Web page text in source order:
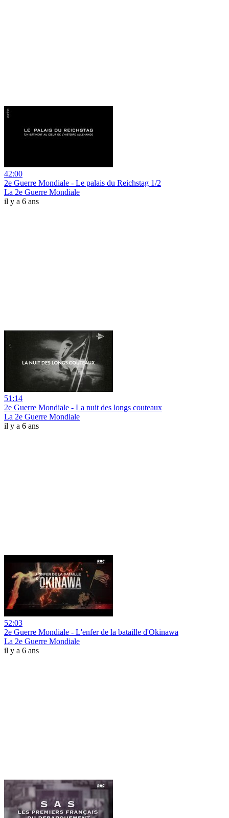
42:00
2e Guerre Mondiale - Le palais du Reichstag 1/2
La 2e Guerre Mondiale
il y a 6 ans
51:14
2e Guerre Mondiale - La nuit des longs couteaux
La 2e Guerre Mondiale
il y a 6 ans
52:03
2e Guerre Mondiale - L'enfer de la bataille d'Okinawa
La 2e Guerre Mondiale
il y a 6 ans